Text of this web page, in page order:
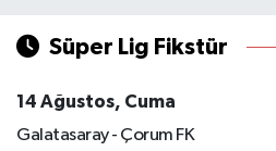
Süper Lig Fikstür
14 Ağustos, Cuma
Galatasaray - Çorum FK